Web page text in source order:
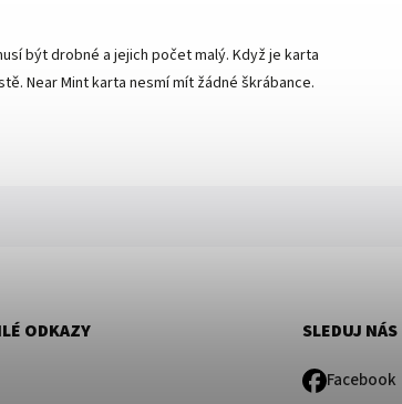
být drobné a jejich počet malý. Když je karta
Near Mint karta nesmí mít žádné škrábance.
ODKAZY SLEDUJ NÁS
Facebook